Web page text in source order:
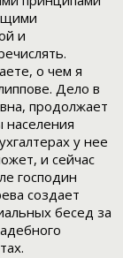
и
о чем я
Дело в
продолжает
населения
у нее
и сейчас
господин
создает
бесед за